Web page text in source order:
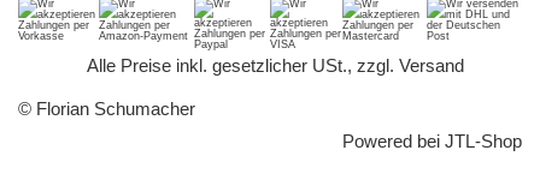
Alle Preise inkl. gesetzlicher USt., zzgl. Versand
© Florian Schumacher
Powered bei JTL-Shop